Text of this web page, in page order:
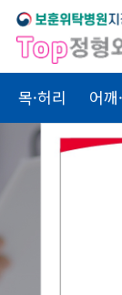
목·허리 어깨
치